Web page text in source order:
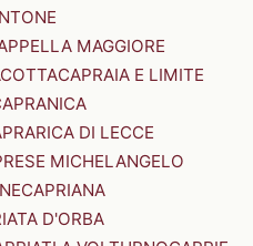
MAGGIORE
CAPRAIA E LIMITE
DI LECCE
MICHELANGELO
CAPRIANA
D'ORBA